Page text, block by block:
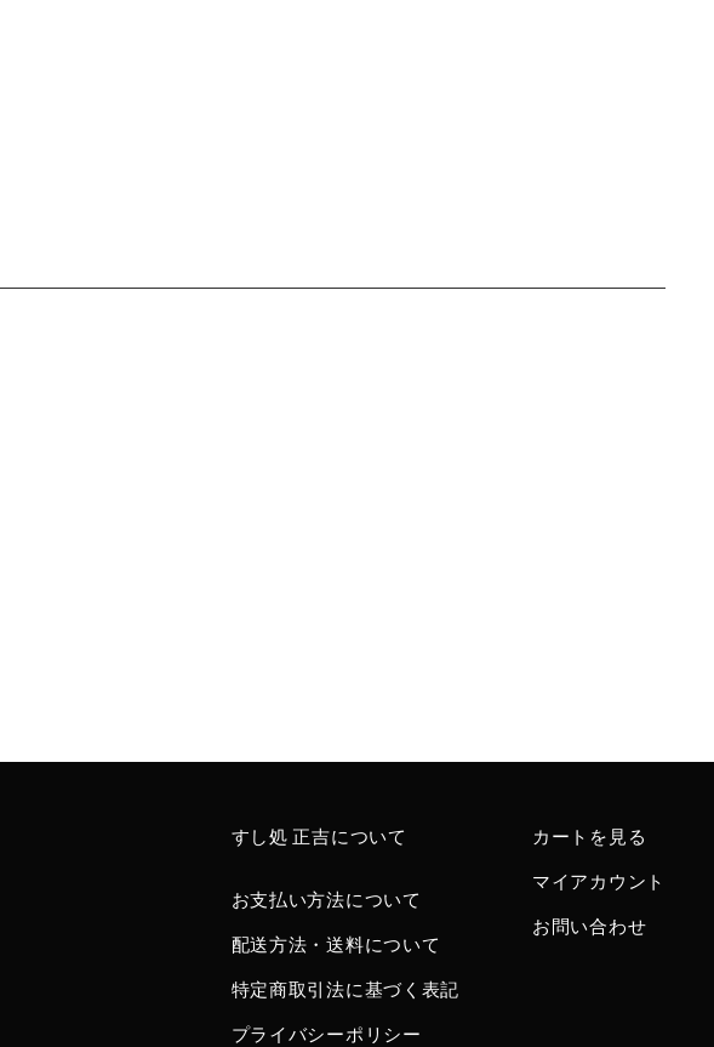
すし処 正吉について
お支払い方法について
配送方法・送料について
特定商取引法に基づく表記
プライバシーポリシー
カートを見る
マイアカウント
お問い合わせ